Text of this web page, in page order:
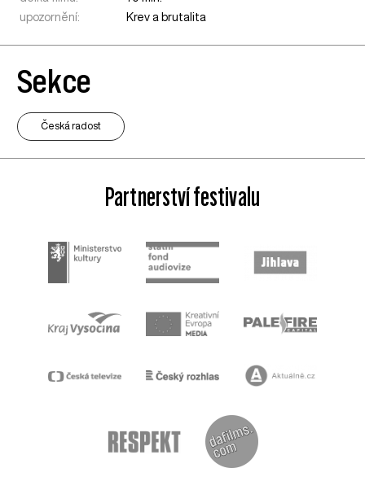
upozornění:
Krev a brutalita
Sekce
Česká radost
Partnerství festivalu